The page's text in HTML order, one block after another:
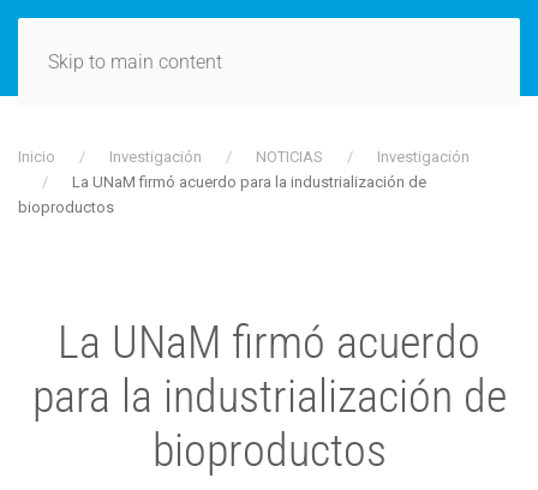
Skip to main content
Inicio Investigación NOTICIAS
Investigación
La UNaM firmó acuerdo para la industrialización de
bioproductos
La UNaM firmó acuerdo
para la industrialización de
bioproductos